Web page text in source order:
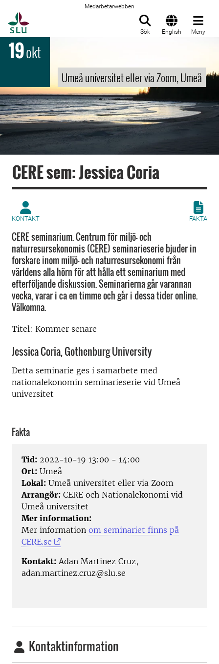
Medarbetarwebben
Sök English Meny
19okt
Umeå universitet eller via Zoom, Umeå
CERE sem: Jessica Coria
KONTAKT FAKTA
CERE seminarium. Centrum för miljö- och
naturresursekonomis (CERE) seminarieserie bjuder in
forskare inom miljö- och naturresursekonomi från
världens alla hörn för att hålla ett seminarium med
efterföljande diskussion. Seminarierna går varannan
vecka, varar i ca en timme och går i dessa tider online.
Välkomna.
Titel: Kommer senare
Jessica Coria, Gothenburg University
Detta seminarie ges i samarbete med
nationalekonomin seminarieserie vid Umeå
universitet
Fakta
Tid: 2022-10-19 13:00 - 14:00
Ort: Umeå
Lokal: Umeå universitet eller via Zoom
Arrangör: CERE och Nationalekonomi vid
Umeå universitet
Mer information:
Mer information om seminariet finns på
CERE.se
Kontakt: Adan Martinez Cruz,
adan.martinez.cruz@slu.se
Kontaktinformation